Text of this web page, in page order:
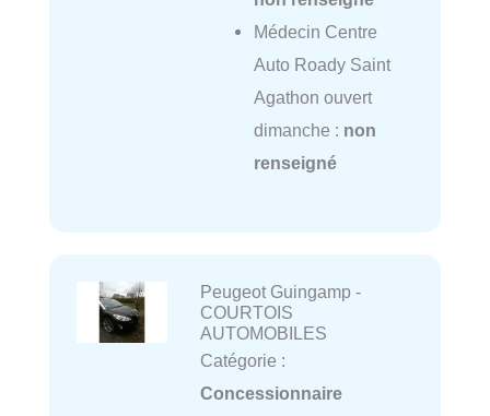
Médecin Centre
Auto Roady Saint
Agathon ouvert
dimanche : non
renseigné
Peugeot Guingamp -
COURTOIS
AUTOMOBILES
Catégorie :
Concessionnaire